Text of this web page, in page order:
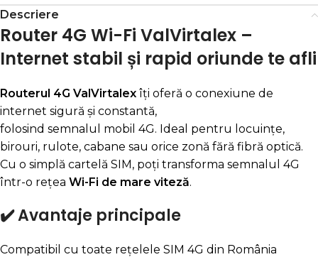
Descriere
Router 4G Wi-Fi ValVirtalex –
Internet stabil și rapid oriunde te afli
Routerul 4G ValVirtalex îți oferă o conexiune de
internet sigură și constantă,
folosind semnalul mobil 4G. Ideal pentru locuințe,
birouri, rulote, cabane sau orice zonă fără fibră optică.
Cu o simplă cartelă SIM, poți transforma semnalul 4G
într-o rețea Wi-Fi de mare viteză.
✔️ Avantaje principale
Compatibil cu toate rețelele SIM 4G din România